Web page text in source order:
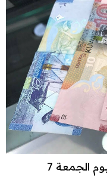
سعر الدينار الكويتي أمام الجنيه اليوم الجمعة 7